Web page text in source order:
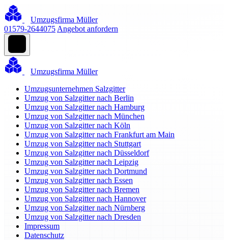
Umzugsfirma Müller
01579-2644075 Angebot anfordern
Umzugsfirma Müller
Umzugsunternehmen Salzgitter
Umzug von Salzgitter nach Berlin
Umzug von Salzgitter nach Hamburg
Umzug von Salzgitter nach München
Umzug von Salzgitter nach Köln
Umzug von Salzgitter nach Frankfurt am Main
Umzug von Salzgitter nach Stuttgart
Umzug von Salzgitter nach Düsseldorf
Umzug von Salzgitter nach Leipzig
Umzug von Salzgitter nach Dortmund
Umzug von Salzgitter nach Essen
Umzug von Salzgitter nach Bremen
Umzug von Salzgitter nach Hannover
Umzug von Salzgitter nach Nürnberg
Umzug von Salzgitter nach Dresden
Impressum
Datenschutz